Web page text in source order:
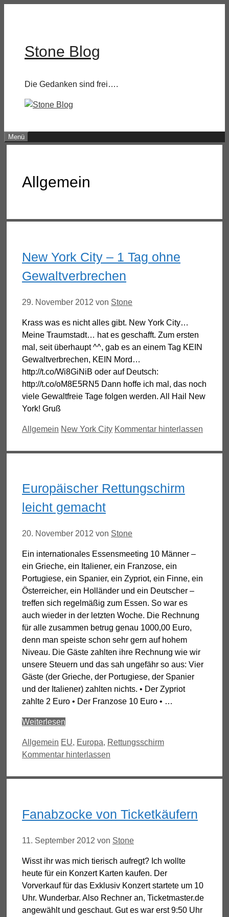
Stone Blog
Die Gedanken sind frei….
Menü
Allgemein
New York City – 1 Tag ohne
Gewaltverbrechen
29. November 2012 von Stone
Krass was es nicht alles gibt. New York City…
Meine Traumstadt… hat es geschafft. Zum ersten
mal, seit überhaupt ^^, gab es an einem Tag KEIN
Gewaltverbrechen, KEIN Mord…
http://t.co/Wi8GiNiB oder auf Deutsch:
http://t.co/oM8E5RN5 Dann hoffe ich mal, das noch
viele Gewaltfreie Tage folgen werden. All Hail New
York! Gruß
Kategorien
Allgemein Schlagwörter
New York City Kommentar hinterlassen
Europäischer Rettungschirm
leicht gemacht
20. November 2012 von Stone
Ein internationales Essensmeeting 10 Männer –
ein Grieche, ein Italiener, ein Franzose, ein
Portugiese, ein Spanier, ein Zypriot, ein Finne, ein
Österreicher, ein Holländer und ein Deutscher –
treffen sich regelmäßig zum Essen. So war es
auch wieder in der letzten Woche. Die Rechnung
für alle zusammen betrug genau 1000,00 Euro,
denn man speiste schon sehr gern auf hohem
Niveau. Die Gäste zahlten ihre Rechnung wie wir
unsere Steuern und das sah ungefähr so aus: Vier
Gäste (der Grieche, der Portugiese, der Spanier
und der Italiener) zahlten nichts. • Der Zypriot
zahlte 2 Euro • Der Franzose 10 Euro • …
Weiterlesen
Kategorien
Allgemein Schlagwörter
EU, Europa, Rettungsschirm
Kommentar hinterlassen
Fanabzocke von Ticketkäufern
11. September 2012 von Stone
Wisst ihr was mich tierisch aufregt? Ich wollte
heute für ein Konzert Karten kaufen. Der
Vorverkauf für das Exklusiv Konzert startete um 10
Uhr. Wunderbar. Also Rechner an, Ticketmaster.de
angewählt und geschaut. Gut es war erst 9:50 Uhr